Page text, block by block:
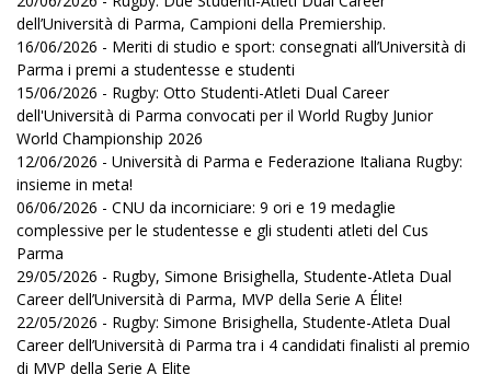
dell’Università di Parma, Campioni della Premiership.
16/06/2026 - Meriti di studio e sport: consegnati all’Università di
Parma i premi a studentesse e studenti
15/06/2026 - Rugby: Otto Studenti-Atleti Dual Career
dell'Università di Parma convocati per il World Rugby Junior
World Championship 2026
12/06/2026 - Università di Parma e Federazione Italiana Rugby:
insieme in meta!
06/06/2026 - CNU da incorniciare: 9 ori e 19 medaglie
complessive per le studentesse e gli studenti atleti del Cus
Parma
29/05/2026 - Rugby, Simone Brisighella, Studente-Atleta Dual
Career dell’Università di Parma, MVP della Serie A Élite!
22/05/2026 - Rugby: Simone Brisighella, Studente-Atleta Dual
Career dell’Università di Parma tra i 4 candidati finalisti al premio
di MVP della Serie A Elite